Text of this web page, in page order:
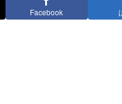
Facebook